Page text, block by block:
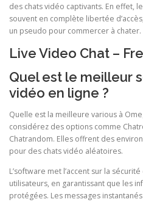
des chats vidéo captivants. En effet,
souvent en complète libertée
un pseudo pour commercer à chater.
Live Video Chat –
Quel est le meilleur
vidéo en ligne ?
Quelle est la meilleure various à
considérez des options comme
Chatrandom. Elles offrent des
pour des chats vidéo aléatoires.
L’software met l’accent sur la
utilisateurs, en garantissant que les
protégées. Les messages